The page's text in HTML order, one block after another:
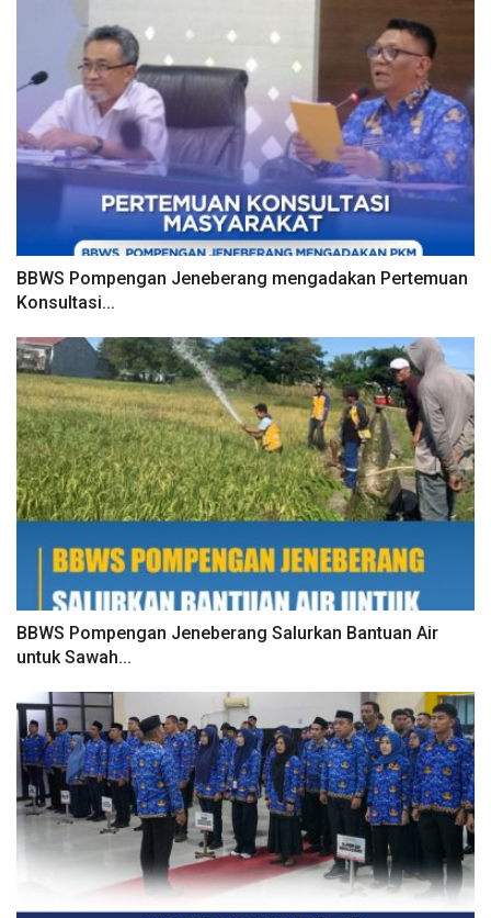
BBWS Pompengan Jeneberang mengadakan Pertemuan
Konsultasi...
BBWS Pompengan Jeneberang Salurkan Bantuan Air
untuk Sawah...